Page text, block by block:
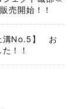
売開始！！
溝No.5】 お
！！